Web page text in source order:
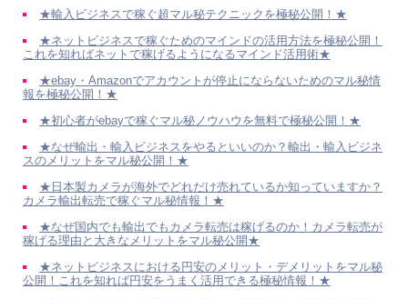
★輸入ビジネスで稼ぐ超マル秘テクニックを極秘公開！★
★ネットビジネスで稼ぐためのマインドの活用方法を極秘公開！
これを知ればネットで稼げるようになるマインド活用術★
★ebay・Amazonでアカウントが停止にならないためのマル秘情
報を極秘公開！★
★初心者がebayで稼ぐマル秘ノウハウを無料で極秘公開！★
★なぜ輸出・輸入ビジネスをやるといいのか？輸出・輸入ビジネ
スのメリットをマル秘公開！★
★日本製カメラが海外でどれだけ売れているか知っていますか？
カメラ輸出転売で稼ぐマル秘情報！★
★なぜ国内でも輸出でもカメラ転売は稼げるのか！カメラ転売が
稼げる理由と大きなメリットをマル秘公開★
★ネットビジネスにおける円安のメリット・デメリットをマル秘
公開！これを知れば円安をうまく活用できる極秘情報！★